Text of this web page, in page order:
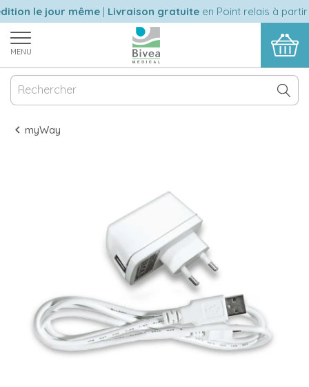
le jour même|Livraison gratuiteen Point relais à partir
MENU
myWay